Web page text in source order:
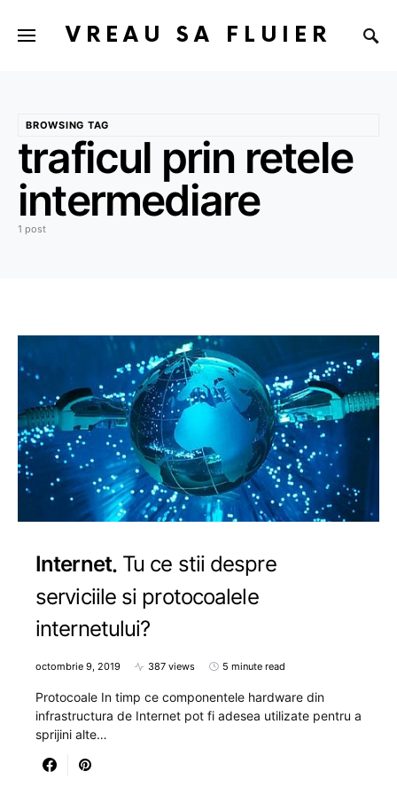
VREAU SA FLUIER
BROWSING TAG
traficul prin retele
intermediare
1 post
Internet Tu ce stii despre
serviciile si protocoalele
internetului?
octombrie 9, 2019 387 views 5 minute read
Protocoale In timp ce componentele hardware din
infrastructura de Internet pot fi adesea utilizate pentru a
sprijini alte…